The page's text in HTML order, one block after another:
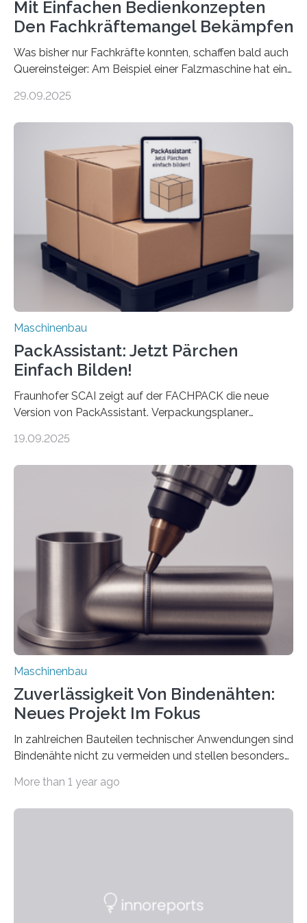
Mit Einfachen Bedienkonzepten
Den Fachkräftemangel Bekämpfen
Was bisher nur Fachkräfte konnten, schaffen bald auch
Quereinsteiger: Am Beispiel einer Falzmaschine hat ein
Mensch-Maschine-Schnittstelle so sehr vereinfacht,
Die zugrunde liegende Methodik lässt sich auf alle
anderen Maschinen übertragen. Eine Falzmaschine
umzurüsten ist ein Job für echte Profis. Eine solche
Maschine faltet in Druckereien Broschüren, Prospekte,
Landkarten und vieles mehr – mehrere Zehntausend
Exemplare pro Stunde. Je nach Maschinentyp und
Auftrag kann das Umrüsten…
29.09.2025
Maschinenbau
PackAssistant: Jetzt Pärchen
Einfach Bilden!
Fraunhofer SCAI zeigt auf der FACHPACK die neue
Version von PackAssistant. Verpackungsplaner
Automobil, Maschinenbau und in der Zulieferindustrie.
Teile als eine Einheit verpacken. Die Anordnung kann
der Benutzer vorgeben und erhält so mehr Kontrolle
über die Positionierung der Bauteile. Die ebenfalls neue
Automatisierungsschnittstelle dient dazu, die Software
besser in spezifische Unternehmensprozesse
einzubinden. Sankt Augustin – Zur Messe FACHPACK
vom 23. bis 25. September in Nürnberg…
19.09.2025
Maschinenbau
Zuverlässigkeit Von Bindenähten:
Neues Projekt Im Fokus
In zahlreichen Bauteilen technischer Anwendungen sind
Bindenähte nicht zu vermeiden und stellen besonders
Matrixmaterials eine große Herausforderung dar.
Durch den verstärkten Einsatz von Rezyklaten
More than 1 year ago